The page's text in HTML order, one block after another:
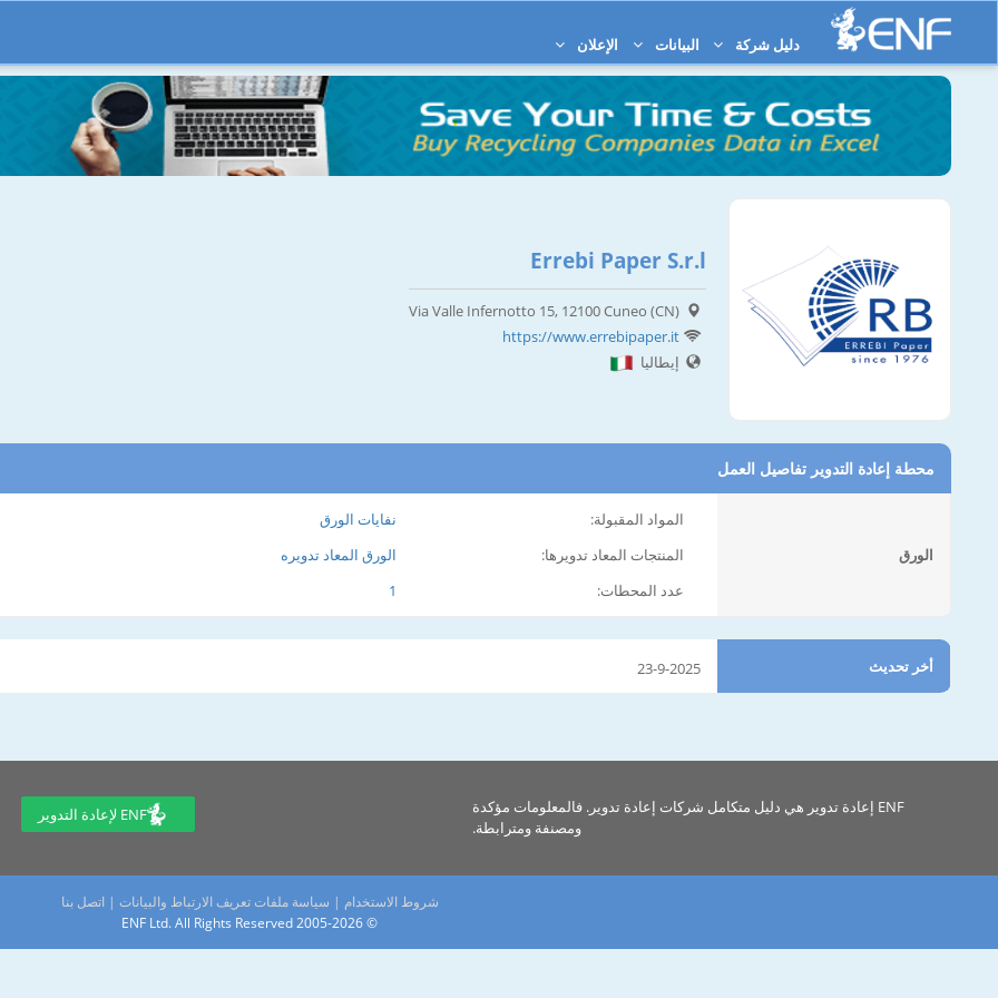
دليل شركة البيانات الإعلان
Errebi Paper S.r.l
Via Valle Infernotto 15, 12100 Cuneo (CN)
https://www.errebipaper.it
إيطاليا
محطة إعادة التدوير تفاصيل العمل
الورق
المواد المقبولة:
نفايات الورق
المنتجات المعاد تدويرها:
الورق المعاد تدويره
عدد المحطات:
1
أخر تحديث 23-9-2025
ENF إعادة تدوير هي دليل متكامل شركات إعادة تدوير. فالمعلومات مؤكدة
ومصنفة ومترابطة.
ENF لإعادة التدوير
شروط الاستخدام | سياسة ملفات تعريف الارتباط والبيانات |اتصل بنا
© 2005-2026 ENF Ltd. All Rights Reserved